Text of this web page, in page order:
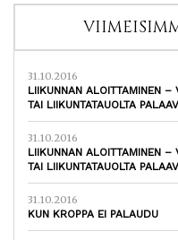
31.10.2016
LIIKUNNAN ALOITTAMINEN
TAI LIIKUNTATAUOLTA
31.10.2016
LIIKUNNAN ALOITTAMINEN
TAI LIIKUNTATAUOLTA
31.10.2016
KUN KROPPA EI PALAUDU